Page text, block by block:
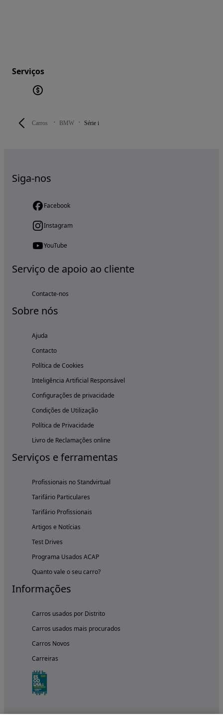
Carros BMW Série i
Serviços
Siga-nos
Facebook
Instagram
YouTube
Serviço de apoio ao cliente
Contacte-nos
Sobre nós
Ajuda
Contacto
Política de Cookies
Inteligência Artificial Responsável
Configurações de privacidade
Condições de Utilização
Política de Privacidade
Livro de Reclamações online
Serviços e ferramentas
Profissionais no Standvirtual
Tarifário Particulares
Tarifário Profissionais
Artigos e Notícias
Test Drives
Programa Usados ACAP
Quanto vale o seu carro?
Informações
Carros usados por Distrito
Carros usados mais procurados
Carros Novos
Carreiras